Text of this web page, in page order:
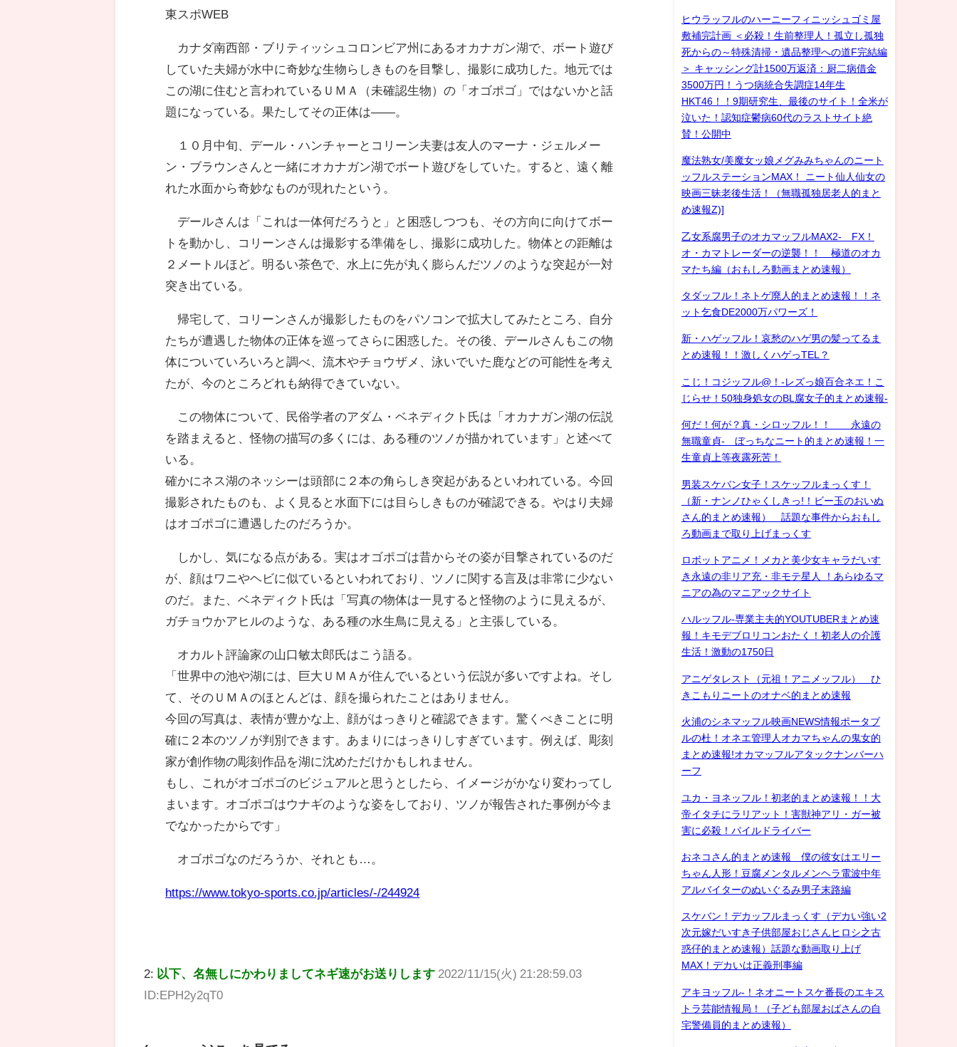
東スポWEB
カナダ南西部・ブリティッシュコロンビア州にあるオカナガン湖で、ボート遊び
していた夫婦が水中に奇妙な生物らしきものを目撃し、撮影に成功した。地元では
この湖に住むと言われているＵＭＡ（未確認生物）の「オゴポゴ」ではないかと話
題になっている。果たしてその正体は――。
１０月中旬、デール・ハンチャーとコリーン夫妻は友人のマーナ・ジェルメー
ン・ブラウンさんと一緒にオカナガン湖でボート遊びをしていた。すると、遠く離
れた水面から奇妙なものが現れたという。
デールさんは「これは一体何だろうと」と困惑しつつも、その方向に向けてボー
トを動かし、コリーンさんは撮影する準備をし、撮影に成功した。物体との距離は
２メートルほど。明るい茶色で、水上に先が丸く膨らんだツノのような突起が一対
突き出ている。
帰宅して、コリーンさんが撮影したものをパソコンで拡大してみたところ、自分
たちが遭遇した物体の正体を巡ってさらに困惑した。その後、デールさんもこの物
体についていろいろと調べ、流木やチョウザメ、泳いでいた鹿などの可能性を考え
たが、今のところどれも納得できていない。
この物体について、民俗学者のアダム・ベネディクト氏は「オカナガン湖の伝説
を踏まえると、怪物の描写の多くには、ある種のツノが描かれています」と述べて
いる。
確かにネス湖のネッシーは頭部に２本の角らしき突起があるといわれている。今回
撮影されたものも、よく見ると水面下には目らしきものが確認できる。やはり夫婦
はオゴポゴに遭遇したのだろうか。
しかし、気になる点がある。実はオゴポゴは昔からその姿が目撃されているのだ
が、顔はワニやヘビに似ているといわれており、ツノに関する言及は非常に少ない
のだ。また、ベネディクト氏は「写真の物体は一見すると怪物のように見えるが、
ガチョウかアヒルのような、ある種の水生鳥に見える」と主張している。
オカルト評論家の山口敏太郎氏はこう語る。
「世界中の池や湖には、巨大ＵＭＡが住んでいるという伝説が多いですよね。そし
て、そのＵＭＡのほとんどは、顔を撮られたことはありません。
今回の写真は、表情が豊かな上、顔がはっきりと確認できます。驚くべきことに明
確に２本のツノが判別できます。あまりにはっきりしすぎています。例えば、彫刻
家が創作物の彫刻作品を湖に沈めただけかもしれません。
もし、これがオゴポゴのビジュアルと思うとしたら、イメージがかなり変わってし
まいます。オゴポゴはウナギのような姿をしており、ツノが報告された事例が今ま
でなかったからです」
オゴポゴなのだろうか、それとも…。
https://www.tokyo-sports.co.jp/articles/-/244924
2: 以下、名無しにかわりましてネギ速がお送りします 2022/11/15(火) 21:28:59.03
ID:EPH2y2qT0
ヒウラッフルのハーニーフィニッシュゴミ屋
敷補完計画 ＜必殺！生前整理人！孤立し孤独
死からの～特殊清掃・遺品整理への道F完結編
＞ キャッシング計1500万返済：厨二病借金
3500万円！うつ病統合失調症14年生
HKT46！！9期研究生、最後のサイト！全米が
泣いた！認知症鬱病60代のラストサイト絶
賛！公開中
魔法熟女/美魔女ッ娘メグみみちゃんのニート
ッフルステーションMAX！ ニート仙人仙女の
映画三昧老後生活！（無職孤独居老人的まと
め速報Z)]
乙女系腐男子のオカマッフルMAX2- FX！
オ・カマトレーダーの逆襲！！ 極道のオカ
マたち編（おもしろ動画まとめ速報）
タダッフル！ネトゲ廃人的まとめ速報！！ネ
ット乞食DE2000万パワーズ！
新・ハゲッフル！哀愁のハゲ男の髪ってるま
とめ速報！！激しくハゲっTEL？
こじ！コジッフル@！-レズっ娘百合ネエ！こ
じらせ！50独身処女のBL腐女子的まとめ速報-
何だ！何が？真・シロッフル！！ 永遠の
無職童貞- ぼっちなニート的まとめ速報！一
生童貞上等夜露死苦！
男装スケバン女子！スケッフルまっくす！
（新・ナンノひゃくしきっ!！ビー玉のおいぬ
さん的まとめ速報） 話題な事件からおもし
ろ動画まで取り上げまっくす
ロボットアニメ！メカと美少女キャラだいす
き永遠の非リア充・非モテ星人 ！あらゆるマ
ニアの為のマニアックサイト
ハルッフル-専業主夫的YOUTUBERまとめ速
報！キモデブロリコンおたく！初老人の介護
生活！激動の1750日
アニゲタレスト（元祖！アニメッフル） ひ
きこもりニートのオナベ的まとめ速報
火浦のシネマッフル映画NEWS情報ポータブ
ルの杜！オネエ管理人オカマちゃんの鬼女的
まとめ速報!オカマッフルアタックナンバーハ
ーフ
ユカ・ヨネッフル！初老的まとめ速報！！大
帝イタチにラリアット！害獣神アリ・ガー被
害に必殺！パイルドライバー
おネコさん的まとめ速報 僕の彼女はエリー
ちゃん人形！豆腐メンタルメンヘラ電波中年
アルバイターのぬいぐるみ男子末路編
スケバン！デカッフルまっくす（デカい強い2
次元嫁だいすき子供部屋おじさんヒロシ之古
惑仔的まとめ速報）話題な動画取り上げ
MAX！デカいは正義刑事編
アキヨッフル-！ネオニートスケ番長のエキス
トラ芸能情報局！（子ども部屋おばさんの自
宅警備員的まとめ速報）